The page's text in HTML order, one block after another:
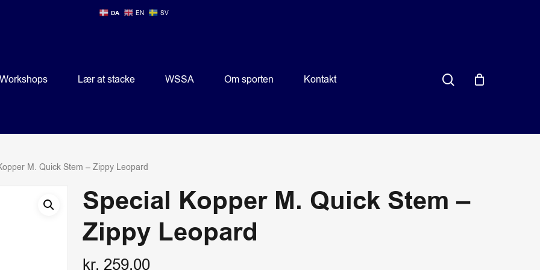
DA EN SV
Workshops Lær at stacke WSSA Om sporten Kontakt search
M. Quick Stem – Zippy Leopard
Special Kopper M. Quick Stem –
Zippy Leopard
kr. 259,00